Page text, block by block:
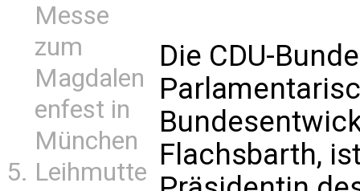
Messe
zum
Magdalen
enfest in
München
Leihmutte
Die CDU-
Flachsbarth,